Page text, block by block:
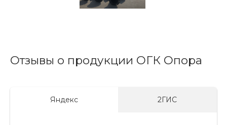
Отзывы о продукции ОГК Опора
Яндекс 2ГИС